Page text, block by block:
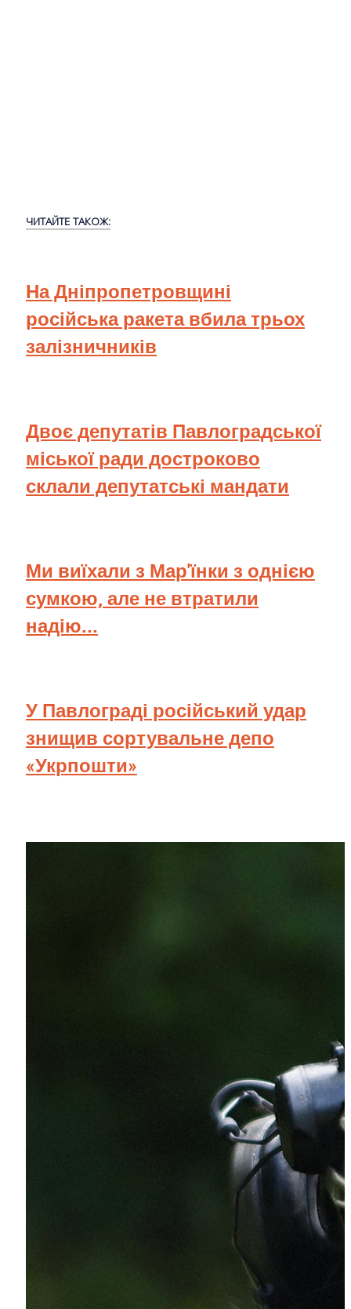
ЧИТАЙТЕ ТАКОЖ:
На Дніпропетровщині
російська ракета вбила трьох
залізничників
Двоє депутатів Павлоградської
міської ради достроково
склали депутатські мандати
Ми виїхали з Мар'їнки з однією
сумкою, але не втратили
надію...
У Павлограді російський удар
знищив сортувальне депо
«Укрпошти»